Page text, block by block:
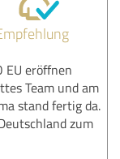
EU eröffnen
Team und am
stand fertig da.
zum